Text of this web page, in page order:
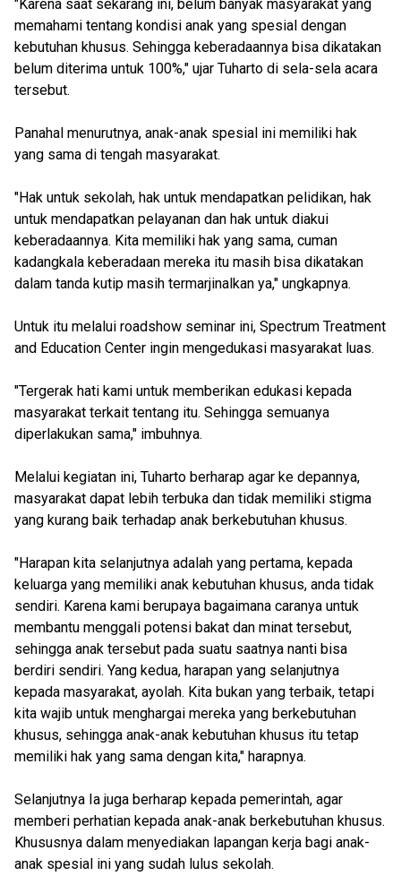
"Karena saat sekarang ini, belum banyak masyarakat yang
memahami tentang kondisi anak yang spesial dengan
kebutuhan khusus. Sehingga keberadaannya bisa dikatakan
belum diterima untuk 100%," ujar Tuharto di sela-sela acara
tersebut.
Panahal menurutnya, anak-anak spesial ini memiliki hak
yang sama di tengah masyarakat.
"Hak untuk sekolah, hak untuk mendapatkan pelidikan, hak
untuk mendapatkan pelayanan dan hak untuk diakui
keberadaannya. Kita memiliki hak yang sama, cuman
kadangkala keberadaan mereka itu masih bisa dikatakan
dalam tanda kutip masih termarjinalkan ya," ungkapnya.
Untuk itu melalui roadshow seminar ini, Spectrum Treatment
and Education Center ingin mengedukasi masyarakat luas.
"Tergerak hati kami untuk memberikan edukasi kepada
masyarakat terkait tentang itu. Sehingga semuanya
diperlakukan sama," imbuhnya.
Melalui kegiatan ini, Tuharto berharap agar ke depannya,
masyarakat dapat lebih terbuka dan tidak memiliki stigma
yang kurang baik terhadap anak berkebutuhan khusus.
"Harapan kita selanjutnya adalah yang pertama, kepada
keluarga yang memiliki anak kebutuhan khusus, anda tidak
sendiri. Karena kami berupaya bagaimana caranya untuk
membantu menggali potensi bakat dan minat tersebut,
sehingga anak tersebut pada suatu saatnya nanti bisa
berdiri sendiri. Yang kedua, harapan yang selanjutnya
kepada masyarakat, ayolah. Kita bukan yang terbaik, tetapi
kita wajib untuk menghargai mereka yang berkebutuhan
khusus, sehingga anak-anak kebutuhan khusus itu tetap
memiliki hak yang sama dengan kita," harapnya.
Selanjutnya Ia juga berharap kepada pemerintah, agar
memberi perhatian kepada anak-anak berkebutuhan khusus.
Khususnya dalam menyediakan lapangan kerja bagi anak-
anak spesial ini yang sudah lulus sekolah.